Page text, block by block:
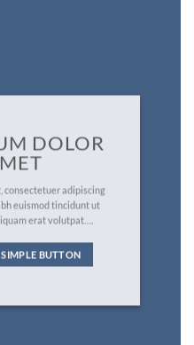
DOLOR
consectetuer adipiscing
euismod tincidunt ut
erat volutpat….
SIMPLE BUTTON